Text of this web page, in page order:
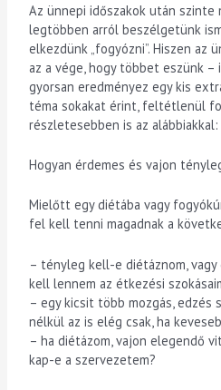
Az ünnepi időszakok után szinte
legtöbben arról beszélgetünk
elkezdünk „fogyózni”. Hiszen az
az a vége, hogy többet eszünk
gyorsan eredményez egy kis
téma sokakat érint, feltétlenül
részletesebben is az alábbiakkal:
Hogyan érdemes és vajon
Mielőtt egy diétába vagy
fel kell tenni magadnak a
– tényleg kell-e diétáznom,
kell lennem az étkezési
– egy kicsit több mozgás, edzés
nélkül az is elég csak, ha
– ha diétázom, vajon elegendő
kap-e a szervezetem?